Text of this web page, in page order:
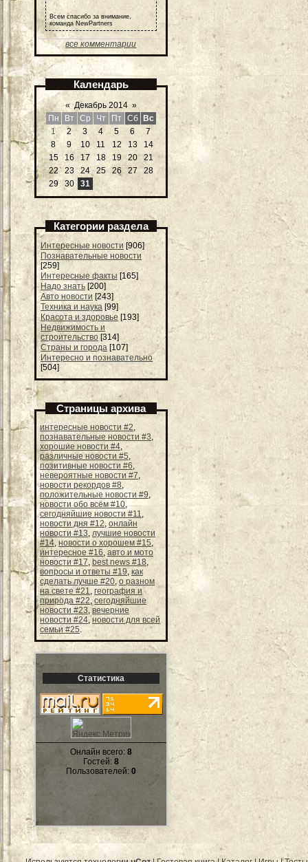
Всем спасибо за внимание,
команда NewPartners
все комментарии
Календарь
« Декабрь 2014 »
Пн
Вт Ср Чт Пт Сб Вс
1
2 3 4 5 6
7
8
9 10 11 12 13
14
15
16 17 18 19 20
21
22
23 24 25 26 27
28
29
30 31
Категории раздела
Интересные новости [906]
Познавательные новости
[259]
Интересные факты [165]
Надо знать [200]
Авто новости [243]
Техника и наука [99]
Красота и здоровье [193]
Недвижимость и
строительство [314]
Страны и города [107]
Интересно и познавательно
[504]
Страницы архива
интересные новости #2,
познавательные новости #3,
хорошие новости #4,
различные новости #5,
позитивные новости #6,
невероятные новости #7,
новости рекордов #8,
положительные новости #9,
новости обо всём #10,
сегодняйшие новости #11,
новости дня #12, онлайн
новости #13, лучшие новости
#14, новости о хорошем #15,
интересное #16, авто и мото
новости #17, best news #18,
вопросы и ответы #19, как
сделать лучше #20, о разном
на свете #21, география и
природа #22,сегодняйшие
новости #23, вечерние
новости #24,новости для всей
семьи #25.
Статистика
Онлайн всего: 8
Гостей: 8
Пользователей: 0